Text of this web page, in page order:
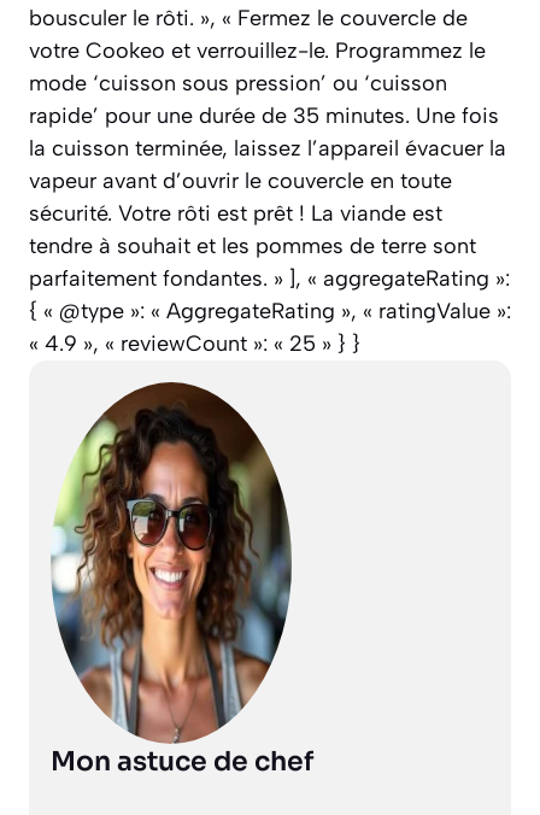
bousculer le rôti. », « Fermez le couvercle de
votre Cookeo et verrouillez-le. Programmez le
mode ‘cuisson sous pression’ ou ‘cuisson
rapide’ pour une durée de 35 minutes. Une fois
la cuisson terminée, laissez l’appareil évacuer la
vapeur avant d’ouvrir le couvercle en toute
sécurité. Votre rôti est prêt ! La viande est
tendre à souhait et les pommes de terre sont
parfaitement fondantes. » ], « aggregateRating »:
{ « @type »: « AggregateRating », « ratingValue »:
« 4.9 », « reviewCount »: « 25 » } }
Mon astuce de chef